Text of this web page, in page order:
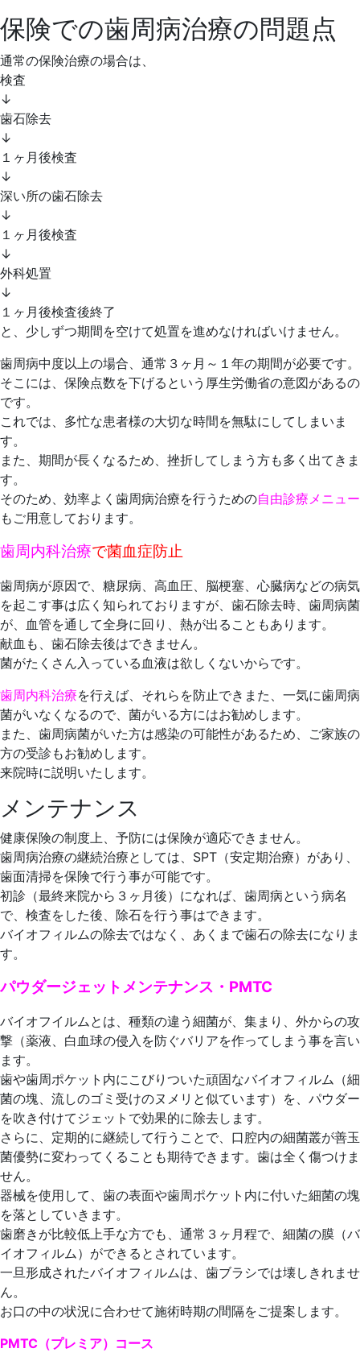
保険での歯周病治療の問題点
通常の保険治療の場合は、
検査
↓
歯石除去
↓
１ヶ月後検査
↓
深い所の歯石除去
↓
１ヶ月後検査
↓
外科処置
↓
１ヶ月後検査後終了
と、少しずつ期間を空けて処置を進めなければいけません。
歯周病中度以上の場合、通常３ヶ月～１年の期間が必要です。
そこには、保険点数を下げるという厚生労働省の意図があるの
です。
これでは、多忙な患者様の大切な時間を無駄にしてしまいま
す。
また、期間が長くなるため、挫折してしまう方も多く出てきま
す。
そのため、効率よく歯周病治療を行うための自由診療メニュー
もご用意しております。
歯周内科治療で菌血症防止
歯周病が原因で、糖尿病、高血圧、脳梗塞、心臓病などの病気
を起こす事は広く知られておりますが、歯石除去時、歯周病菌
が、血管を通して全身に回り、熱が出ることもあります。
献血も、歯石除去後はできません。
菌がたくさん入っている血液は欲しくないからです。
歯周内科治療を行えば、それらを防止できまた、一気に歯周病
菌がいなくなるので、菌がいる方にはお勧めします。
また、歯周病菌がいた方は感染の可能性があるため、ご家族の
方の受診もお勧めします。
来院時に説明いたします。
メンテナンス
健康保険の制度上、予防には保険が適応できません。
歯周病治療の継続治療としては、SPT（安定期治療）があり、
歯面清掃を保険で行う事が可能です。
初診（最終来院から３ヶ月後）になれば、歯周病という病名
で、検査をした後、除石を行う事はできます。
バイオフィルムの除去ではなく、あくまで歯石の除去になりま
す。
パウダージェットメンテナンス・PMTC
バイオフイルムとは、種類の違う細菌が、集まり、外からの攻
撃（薬液、白血球の侵入を防ぐバリアを作ってしまう事を言い
ます。
歯や歯周ポケット内にこびりついた頑固なバイオフィルム（細
菌の塊、流しのゴミ受けのヌメリと似ています）を、パウダー
を吹き付けてジェットで効果的に除去します。
さらに、定期的に継続して行うことで、口腔内の細菌叢が善玉
菌優勢に変わってくることも期待できます。歯は全く傷つけま
せん。
器械を使用して、歯の表面や歯周ポケット内に付いた細菌の塊
を落としていきます。
歯磨きが比較低上手な方でも、通常３ヶ月程で、細菌の膜（バ
イオフィルム）ができるとされています。
一旦形成されたバイオフィルムは、歯ブラシでは壊しきれませ
ん。
お口の中の状況に合わせて施術時期の間隔をご提案します。
PMTC（プレミア）コース